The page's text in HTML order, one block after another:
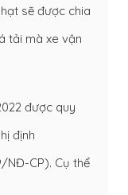
sẽ được chia
tải mà xe vận
được quy
định
NĐ-CP). Cụ thể